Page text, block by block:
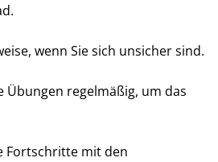
wenn Sie sich unsicher sind.
Übungen regelmäßig, um das
Fortschritte mit den